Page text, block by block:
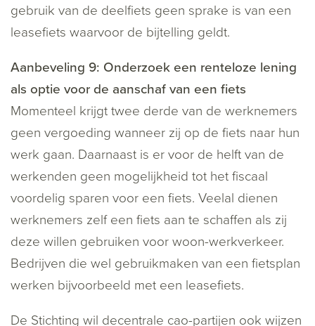
gebruik van de deelfiets geen sprake is van een
leasefiets waarvoor de bijtelling geldt.
Aanbeveling 9: Onderzoek een renteloze lening
als optie voor de aanschaf van een fiets
Momenteel krijgt twee derde van de werknemers
geen vergoeding wanneer zij op de fiets naar hun
werk gaan. Daarnaast is er voor de helft van de
werkenden geen mogelijkheid tot het fiscaal
voordelig sparen voor een fiets. Veelal dienen
werknemers zelf een fiets aan te schaffen als zij
deze willen gebruiken voor woon-werkverkeer.
Bedrijven die wel gebruikmaken van een fietsplan
werken bijvoorbeeld met een leasefiets.
De Stichting wil decentrale cao-partijen ook wijzen